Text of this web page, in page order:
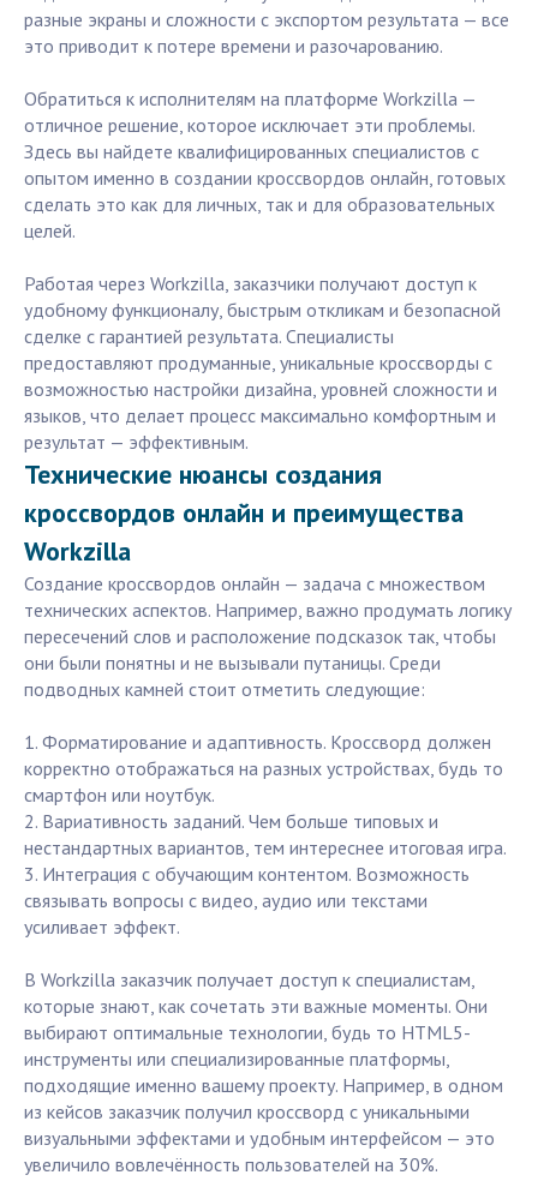
разные экраны и сложности с экспортом результата — все
это приводит к потере времени и разочарованию.
Обратиться к исполнителям на платформе Workzilla —
отличное решение, которое исключает эти проблемы.
Здесь вы найдете квалифицированных специалистов с
опытом именно в создании кроссвордов онлайн, готовых
сделать это как для личных, так и для образовательных
целей.
Работая через Workzilla, заказчики получают доступ к
удобному функционалу, быстрым откликам и безопасной
сделке с гарантией результата. Специалисты
предоставляют продуманные, уникальные кроссворды с
возможностью настройки дизайна, уровней сложности и
языков, что делает процесс максимально комфортным и
результат — эффективным.
Технические нюансы создания
кроссвордов онлайн и преимущества
Workzilla
Создание кроссвордов онлайн — задача с множеством
технических аспектов. Например, важно продумать логику
пересечений слов и расположение подсказок так, чтобы
они были понятны и не вызывали путаницы. Среди
подводных камней стоит отметить следующие:
1. Форматирование и адаптивность. Кроссворд должен
корректно отображаться на разных устройствах, будь то
смартфон или ноутбук.
2. Вариативность заданий. Чем больше типовых и
нестандартных вариантов, тем интереснее итоговая игра.
3. Интеграция с обучающим контентом. Возможность
связывать вопросы с видео, аудио или текстами
усиливает эффект.
В Workzilla заказчик получает доступ к специалистам,
которые знают, как сочетать эти важные моменты. Они
выбирают оптимальные технологии, будь то HTML5-
инструменты или специализированные платформы,
подходящие именно вашему проекту. Например, в одном
из кейсов заказчик получил кроссворд с уникальными
визуальными эффектами и удобным интерфейсом — это
увеличило вовлечённость пользователей на 30%.